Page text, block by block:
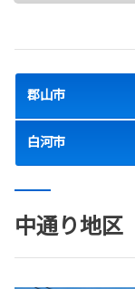
郡山市
白河市
中通り地区